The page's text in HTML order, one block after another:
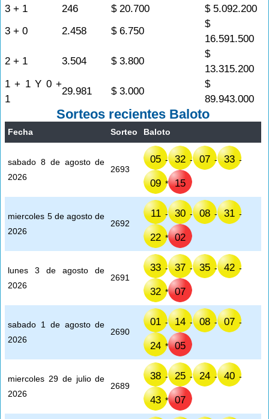
3 + 1
246 $ 20.700
$ 5.092.200
3 + 0
2.458 $ 6.750
$
16.591.500
2 + 1
3.504 $ 3.800
$
13.315.200
1 + 1 Y 0 +
1
29.981 $ 3.000
$
89.943.000
Sorteos recientes Baloto
Fecha Sorteo Baloto
sabado 8 de agosto de
2026
2693
05 - 32 - 07 - 33 -
09 * 15
miercoles 5 de agosto de
2026
2692
11 - 30 - 08 - 31 -
22 * 02
lunes 3 de agosto de
2026
2691
33 - 37 - 35 - 42 -
32 * 07
sabado 1 de agosto de
2026
2690
01 - 14 - 08 - 07 -
24 * 05
miercoles 29 de julio de
2026
2689
38 - 25 - 24 - 40 -
43 * 07